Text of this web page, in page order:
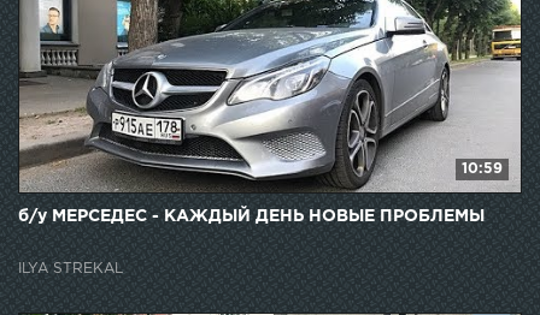
10:59
б/у МЕРСЕДЕС - КАЖДЫЙ ДЕНЬ НОВЫЕ ПРОБЛЕМЫ
ILYA STREKAL